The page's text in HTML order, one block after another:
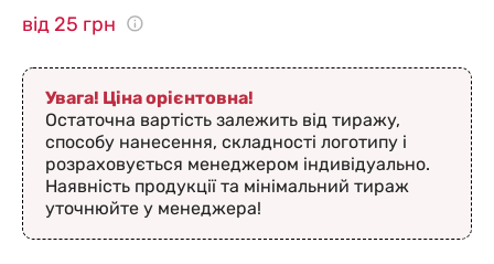
від 25 грн
Увага! Ціна орієнтовна!
Остаточна вартість залежить від тиражу,
способу нанесення, складності логотипу і
розраховується менеджером індивідуально.
Наявність продукції та мінімальний тираж
уточнюйте у менеджера!